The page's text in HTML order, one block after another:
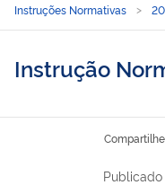
Instruções Normativas
Instrução
Publicado